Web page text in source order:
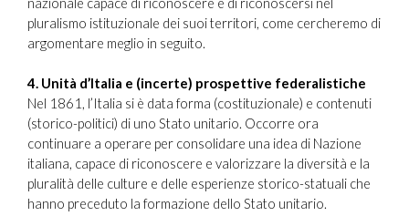
pluralismo istituzionale dei suoi territori, come cercheremo di
argomentare meglio in seguito.
4. Unità d’Italia e (incerte) prospettive federalistiche
Nel 1861, l’Italia si è data forma (costituzionale) e contenuti
(storico-politici) di uno Stato unitario. Occorre ora
continuare a operare per consolidare una idea di Nazione
italiana, capace di riconoscere e valorizzare la diversità e la
pluralità delle culture e delle esperienze storico-statuali che
hanno preceduto la formazione dello Stato unitario.